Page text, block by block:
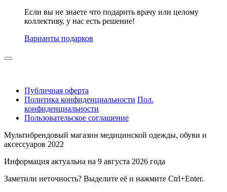
Если вы не знаете что подарить врачу или целому
коллективу, у нас есть решение!
Варианты подарков
Публичная оферта
Политика конфиденциальности Пол.
конфиденциальности
Пользовательское соглашение
Мультибрендовый магазин медицинской одежды, обуви и
аксессуаров 2022
Информация актуальна на 9 августа 2026 года
Заметили неточность? Выделите её и нажмите Ctrl+Enter.